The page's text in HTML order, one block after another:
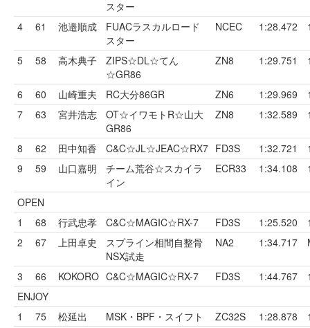
スター
4
61 池邉順成
FUACラスカルロード
スター
NCEC 1:28.472
5 58 高木典子
ZIPS☆DL☆てん
☆GR86
ZN8 1:29.751
6 60 山崎重夫 RC大分86GR ZN6 1:29.969
7
63 宮井浩志
OT☆イワモトR☆山大
GR86
ZN8 1:32.589
8 62 田中知香 C&C☆JL☆JEAC☆RX7 FD3S 1:32.721
9
59 山口嘉明
チーム荒谷☆スカイラ
イン
ECR33 1:34.108
OPEN
1
68 行武忠孝 C&C☆MAGIC☆RX-7 FD3S 1:25.520
2
67 上田卓史
スプライン相間自整骨
NSX試走
NA2 1:34.717
3 66 KOKORO C&C☆MAGIC☆RX-7 FD3S 1:44.767
ENJOY
1
75 松延出 MSK・BPF・スイフト ZC32S 1:28.878